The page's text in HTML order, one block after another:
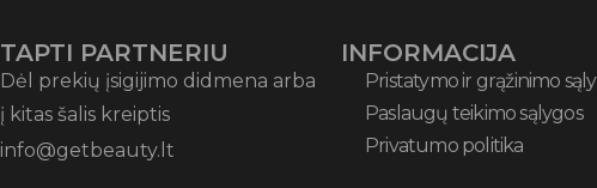
TAPTI PARTNERIU
Dėl prekių įsigijimo didmena arba
į kitas šalis kreiptis
info@getbeauty.lt
INFORMACIJA
Pristatymo ir grąžinimo
Paslaugų teikimo sąlygos
Privatumo politika